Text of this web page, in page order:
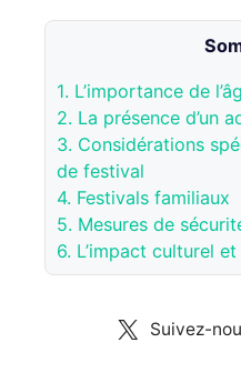
1. L’importance de
2. La présence d’un
3. Considérations
de festival
4. Festivals familiaux
5. Mesures de
6. L’impact culturel
Suivez-